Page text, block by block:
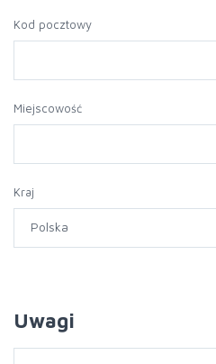
Kod pocztowy
Miejscowość
Kraj
Uwagi